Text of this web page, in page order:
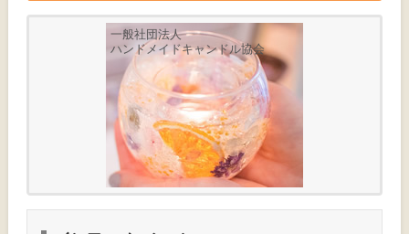
一般社団法人
ハンドメイドキャンドル協会